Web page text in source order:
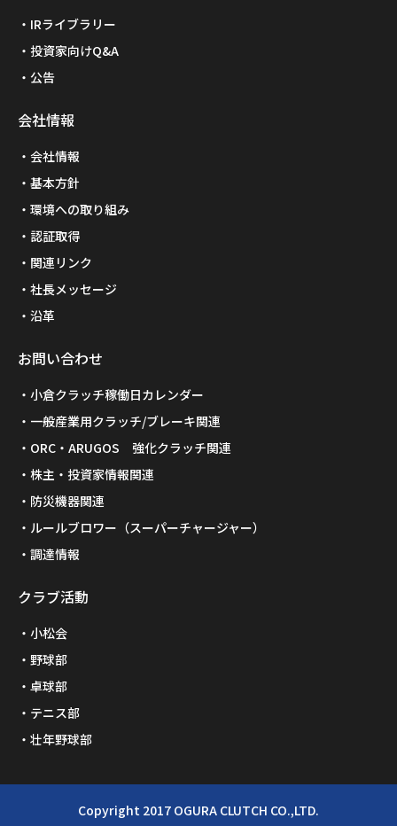
IRライブラリー
投資家向けQ&A
公告
会社情報
会社情報
基本方針
環境への取り組み
認証取得
関連リンク
社長メッセージ
沿革
お問い合わせ
小倉クラッチ稼働日カレンダー
一般産業用クラッチ/ブレーキ関連
ORC・ARUGOS 強化クラッチ関連
株主・投資家情報関連
防災機器関連
ルールブロワー（スーパーチャージャー）
調達情報
クラブ活動
小松会
野球部
卓球部
テニス部
壮年野球部
Copyright 2017 OGURA CLUTCH CO.,LTD.